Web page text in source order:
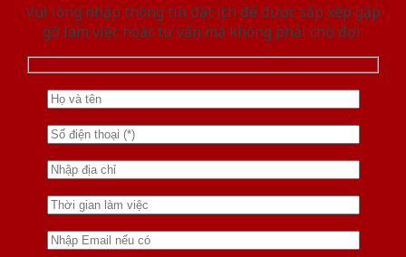
Vui lòng nhập thông tin đặt lịch để được sắp xếp gặp
gỡ làm việc hoăc tư vấn mà không phải chờ đợi.